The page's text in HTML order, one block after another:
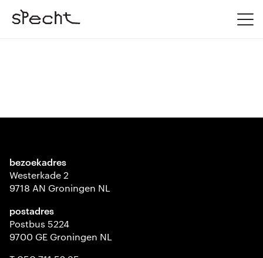
bezoekadres
Westerkade 2
9718 AN Groningen NL
postadres
Postbus 5224
9700 GE Groningen NL